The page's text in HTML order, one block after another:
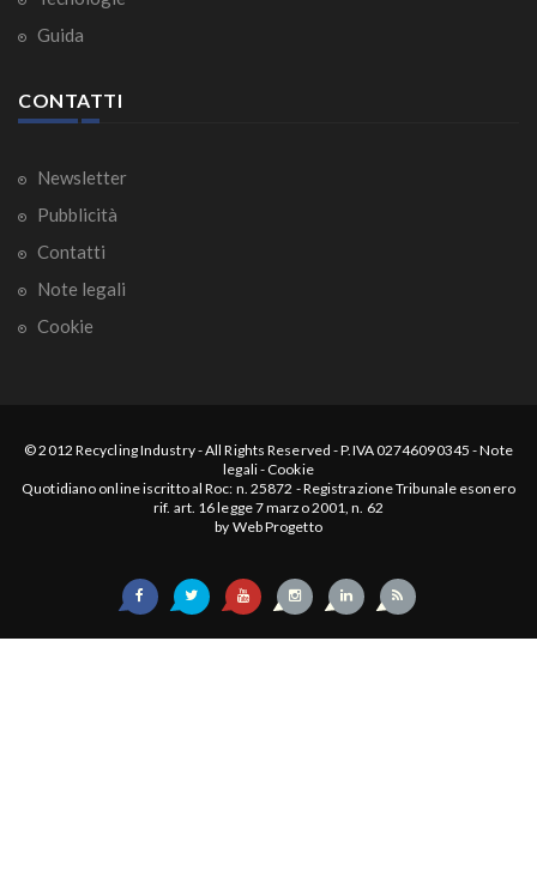
Guida
CONTATTI
Newsletter
Pubblicità
Contatti
Note legali
Cookie
© 2012 Recycling Industry-All Rights Reserved - P.IVA 02746090345 -Note
legali- Cookie
Quotidiano online iscritto al Roc: n. 25872 - Registrazione Tribunale esonero
rif. art. 16 legge 7 marzo 2001, n. 62
by Web Progetto